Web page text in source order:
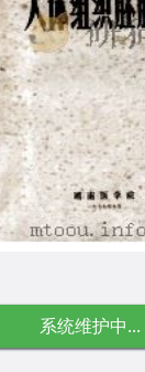
系统维护中...